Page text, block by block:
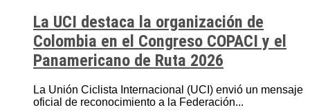
La UCI destaca la organización de
Colombia en el Congreso COPACI y el
Panamericano de Ruta 2026
La Unión Ciclista Internacional (UCI) envió un mensaje
oficial de reconocimiento a la Federación...